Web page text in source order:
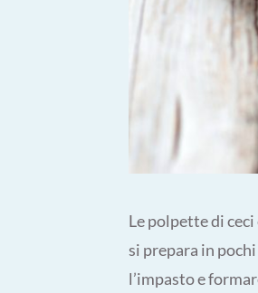
Le polpette di
si prepara in
l’impasto e